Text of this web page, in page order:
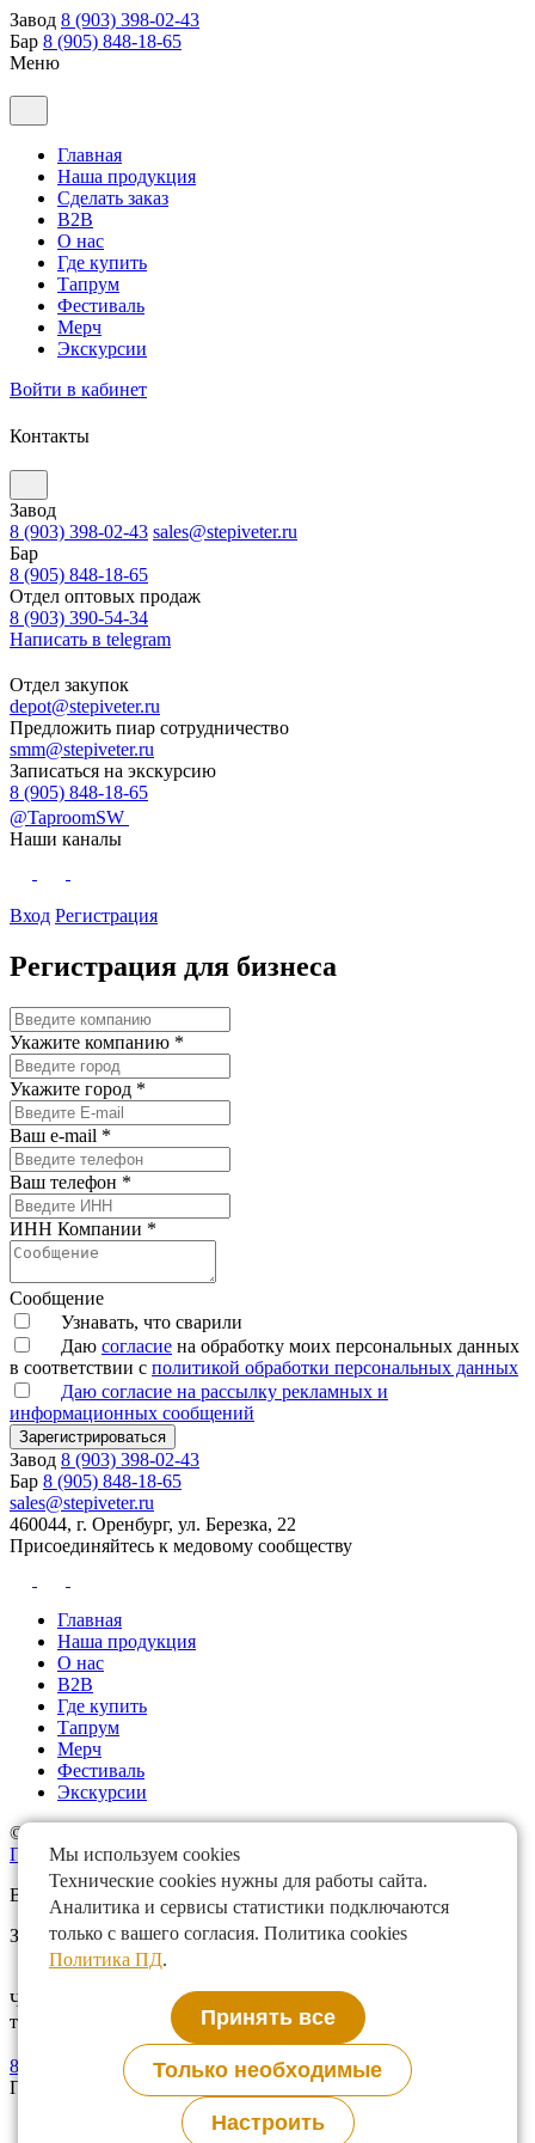
Завод 8 (903) 398-02-43
Бар 8 (905) 848-18-65
Меню
Главная
Наша продукция
Сделать заказ
B2B
О нас
Где купить
Тапрум
Фестиваль
Мерч
Экскурсии
Войти в кабинет
Контакты
Завод
8 (903) 398-02-43 sales@stepiveter.ru
Бар
8 (905) 848-18-65
Отдел оптовых продаж
8 (903) 390-54-34
Написать в telegram
Отдел закупок
depot@stepiveter.ru
Предложить пиар сотрудничество
smm@stepiveter.ru
Записаться на экскурсию
8 (905) 848-18-65
@TaproomSW
Наши каналы
Вход Регистрация
Регистрация для бизнеса
Укажите компанию *
Укажите город *
Ваш e-mail *
Ваш телефон *
ИНН Компании *
Сообщение
Узнавать, что сварили
Даю согласие на обработку моих персональных данных
в соответствии с политикой обработки персональных данных
Даю согласие на рассылку рекламных и
информационных сообщений
Зарегистрироваться
Завод 8 (903) 398-02-43
Бар 8 (905) 848-18-65
sales@stepiveter.ru
460044, г. Оренбург, ул. Березка, 22
Присоединяйтесь к медовому сообществу
Главная
Наша продукция
О нас
B2B
Где купить
Тапрум
Мерч
Фестиваль
Экскурсии
©Steppe & Wind Meadery.
Политика конфиденциальности
Все права защищены
Мы используем cookies
Технические cookies нужны для работы сайта.
Аналитика и сервисы статистики подключаются
только с вашего согласия. Политика cookies
Политика ПД.
Принять все
Только необходимые
Настроить
Записаться на экскурсию
Чтобы записаться позвоните по телефону или напишите в
телеграм. Согласуем с вами дату и время.
8 (905) 848-18-65
@TaproomSW
Подписка прошла успешно